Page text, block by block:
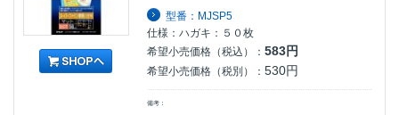
型番：MJSP5
仕様：ハガキ：５０枚
希望小売価格（税込）： 583円
希望小売価格（税別）： 530円
備考：